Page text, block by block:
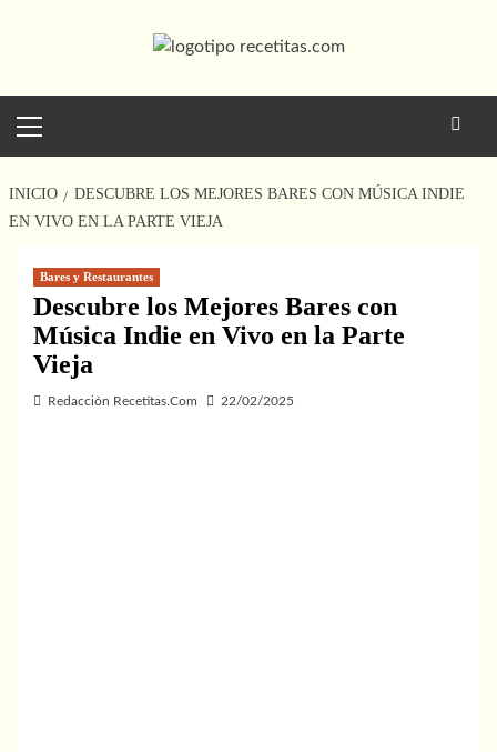
principal
INICIO
DESCUBRE LOS MEJORES BARES CON MÚSICA INDIE
EN VIVO EN LA PARTE VIEJA
Bares y Restaurantes
Descubre los Mejores Bares con
Música Indie en Vivo en la Parte
Vieja
Redacción Recetitas.Com 22/02/2025